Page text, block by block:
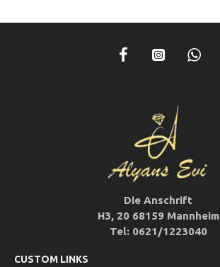
Die Anschrift
H3, 20 68159 Mannheim
Tel: 0621/1223040
CUSTOM LINKS